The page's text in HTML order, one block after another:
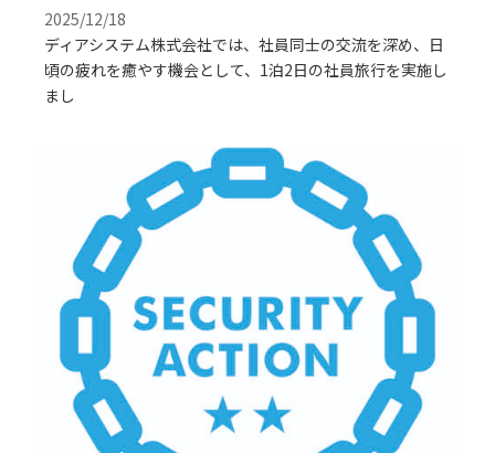
2025/12/18
ディアシステム株式会社では、社員同士の交流を深め、日
頃の疲れを癒やす機会として、1泊2日の社員旅行を実施し
まし